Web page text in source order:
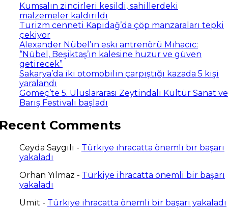
Kumsalın zincirleri kesildi, sahillerdeki
malzemeler kaldırıldı
Turizm cenneti Kapıdağ’da çöp manzaraları tepki
çekiyor
Alexander Nübel’in eski antrenörü Mihacic:
“Nübel, Beşiktaş’ın kalesine huzur ve güven
getirecek”
Sakarya’da iki otomobilin çarpıştığı kazada 5 kişi
yaralandı
Gömeç’te 5. Uluslararası Zeytindalı Kültür Sanat ve
Barış Festivali başladı
Comments
Ceyda Saygılı - Türkiye ihracatta önemli bir başarı
yakaladı
Orhan Yılmaz - Türkiye ihracatta önemli bir başarı
yakaladı
Ümit - Türkiye ihracatta önemli bir başarı yakaladı